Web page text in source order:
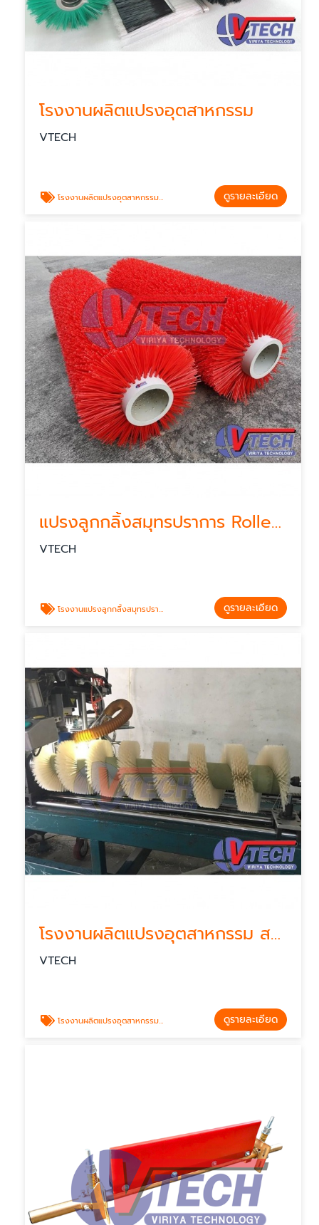
โรงงานผลิตแปรงอุตสาหกรรม
VTECH
โรงงานผลิตแปรงอุตสาหกรรม Industrial brush ดูรายละเอียด
แปรงลูกกลิ้งสมุทรปราการ Roller brush
VTECH
โรงงานแปรงลูกกลิ้งสมุทรปราการ Roller brush ดูรายละเอียด
โรงงานผลิตแปรงอุตสาหกรรม สมุทรปราการ
VTECH
โรงงานผลิตแปรงอุตสาหกรรมสมุทรสาคร ดูรายละเอียด